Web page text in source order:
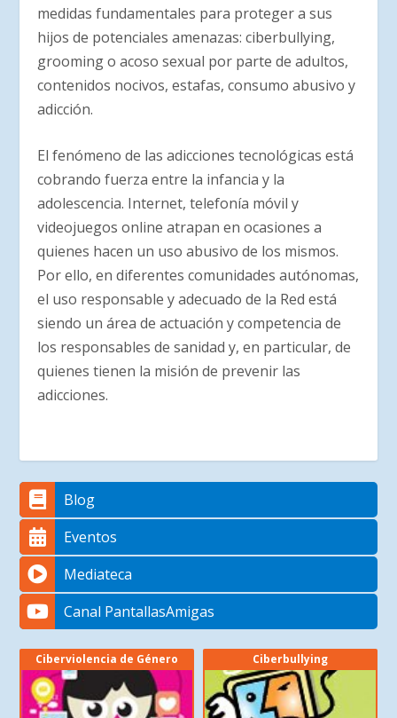
medidas fundamentales para proteger a sus
hijos de potenciales amenazas: ciberbullying,
grooming o acoso sexual por parte de adultos,
contenidos nocivos, estafas, consumo abusivo y
adicción.
El fenómeno de las adicciones tecnológicas está
cobrando fuerza entre la infancia y la
adolescencia. Internet, telefonía móvil y
videojuegos online atrapan en ocasiones a
quienes hacen un uso abusivo de los mismos.
Por ello, en diferentes comunidades autónomas,
el uso responsable y adecuado de la Red está
siendo un área de actuación y competencia de
los responsables de sanidad y, en particular, de
quienes tienen la misión de prevenir las
adicciones.
Blog
Eventos
Mediateca
Canal PantallasAmigas
Ciberviolencia de Género Ciberbullying